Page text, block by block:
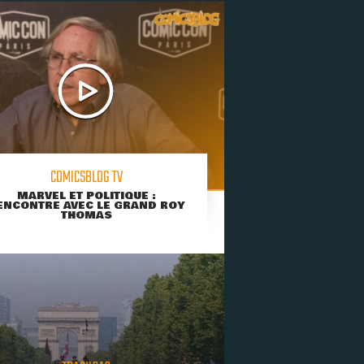
COMICSBLOG TV
MARVEL ET POLITIQUE :
AVEC LE GRAND ROY
THOMAS